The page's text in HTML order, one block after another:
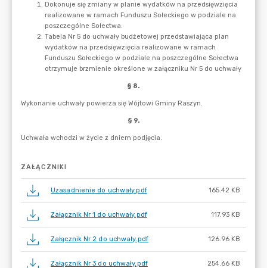
ZAŁĄCZNIKI
Uzasadnienie do uchwały.pdf 165.42 KB
Załącznik Nr 1 do uchwały.pdf 117.93 KB
Załącznik Nr 2 do uchwały.pdf 126.96 KB
Załącznik Nr 3 do uchwały.pdf 254.66 KB